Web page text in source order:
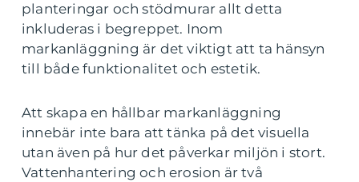
planteringar och stödmurar allt detta
inkluderas i begreppet. Inom
markanläggning är det viktigt att ta hänsyn
till både funktionalitet och estetik.
Att skapa en hållbar markanläggning
innebär inte bara att tänka på det visuella
utan även på hur det påverkar miljön i stort.
Vattenhantering och erosion är två